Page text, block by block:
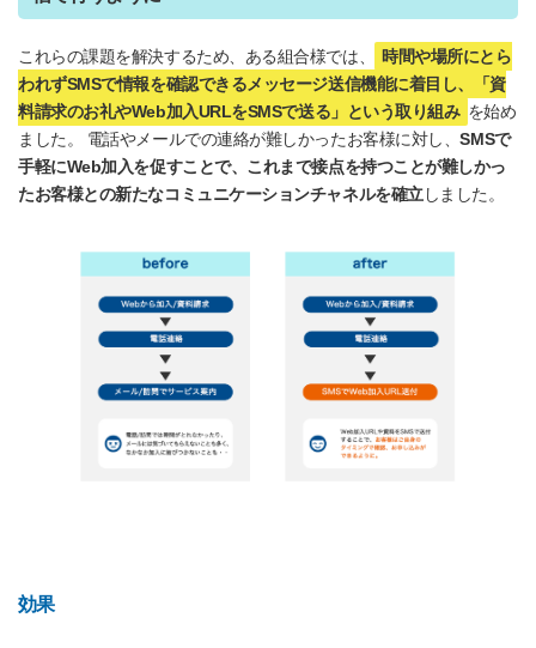
これらの課題を解決するため、ある組合様では、
時間や場所にとら
われずSMSで情報を確認できるメッセージ送信機能に着目し、「資
料請求のお礼やWeb加入URLをSMSで送る」という取り組み を始め
ました。 電話やメールでの連絡が難しかったお客様に対し、SMSで
手軽にWeb加入を促すことで、これまで接点を持つことが難しかっ
たお客様との新たなコミュニケーションチャネルを確立しました。
効果